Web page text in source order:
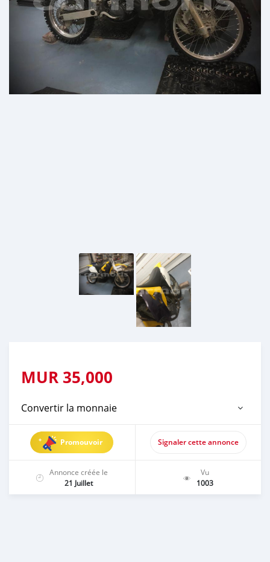
MUR 35,000
Convertir la monnaie
Promouvoir Signaler cette annonce
Annonce créée le
21 Juillet
Vu
1003